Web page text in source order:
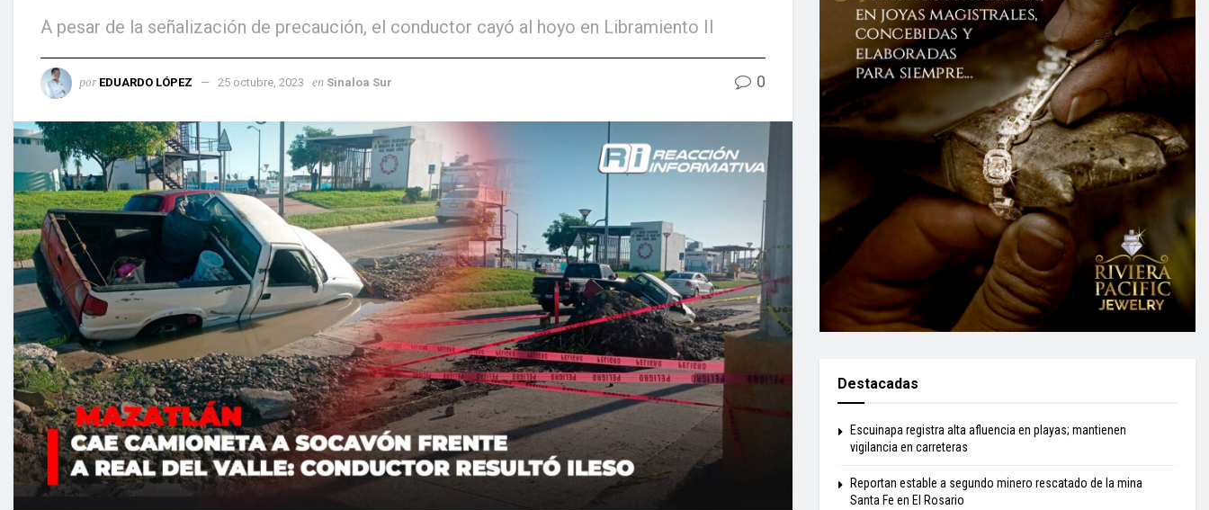
A pesar de la señalización de precaución, el conductor cayó al hoyo en Libramiento II
por EDUARDO LÓPEZ 25 octubre, 2023 en Sinaloa Sur 0
Destacadas
Escuinapa registra alta afluencia en playas; mantienen
vigilancia en carreteras
Reportan estable a segundo minero rescatado de la mina
Santa Fe en El Rosario